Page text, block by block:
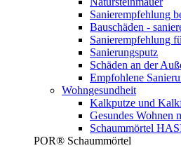
Sanierempfehlung
Bauschäden -
Sanierempfehlung
Sanierungsputz
Schäden an der
Empfohlene
Wohngesundheit
Kalkputze und
Gesundes Wohnen
Schaummörtel
POR® Schaummörtel